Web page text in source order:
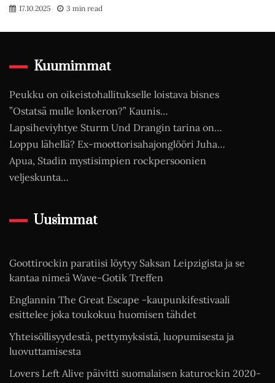
17.10.2025 3 min read
Kuumimmat
Peukku on oikeistohallitukselle loistava bisnes
”Ostatsä mulle lonkeron?” Kaunis…
Lapsiheviyhtye Sturm Und Drangin tarina on…
Loppu lähellä? Ex-moottorisahajonglööri Juha…
Apua, Stadin mystisimpien rockpersoonien
veljeskunta…
Uusimmat
Goottirockin paratiisi löytyy Saksan Leipzigista ja se
kantaa nimeä Wave-Gotik Treffen
Englannin The Great Escape -kaupunkifestivaali
esittelee joka toukokuu huomisen tähdet
Yhteisöllisyydestä, pettymyksistä, luopumisesta ja
luovuttamisesta
Lovers Left Alive päivitti suomalaisen katurockin 2020-